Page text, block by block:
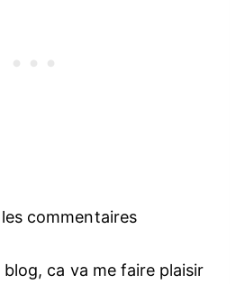
commentaires
ca va me faire plaisir